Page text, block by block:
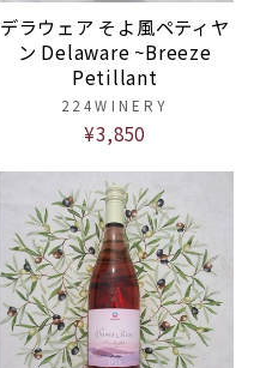
デラウェア そよ風ペティヤ
ン Delaware ~Breeze
Petillant
224WINERY
¥3,850